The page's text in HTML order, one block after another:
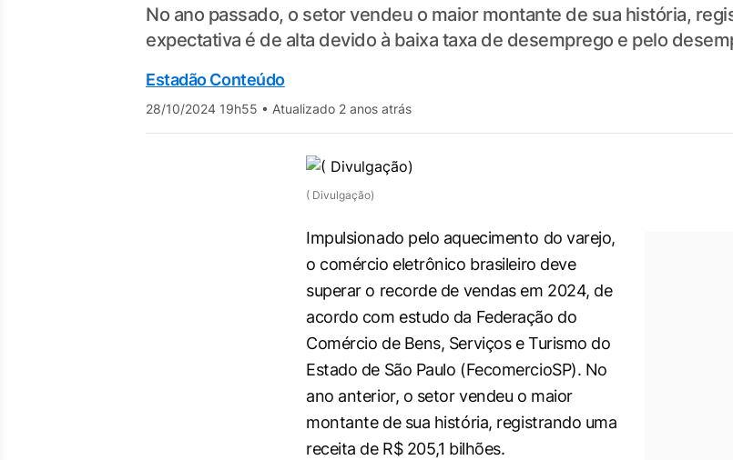
No ano passado, o setor vendeu o maior montante de sua história,
expectativa é de alta devido à baixa taxa de desemprego e pelo
Estadão Conteúdo
28/10/2024 19h55 • Atualizado 2 anos atrás
( Divulgação)
Impulsionado pelo aquecimento do varejo,
o comércio eletrônico brasileiro deve
superar o recorde de vendas em 2024, de
acordo com estudo da Federação do
Comércio de Bens, Serviços e Turismo do
Estado de São Paulo (FecomercioSP). No
ano anterior, o setor vendeu o maior
montante de sua história, registrando uma
receita de R$ 205,1 bilhões.